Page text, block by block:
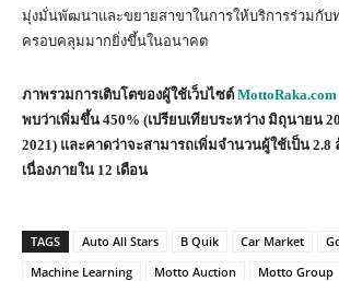
มุ่งมั่นพัฒนาและขยายสาขาในการให้บริการร่วมกับท
ครอบคลุมมากยิ่งขึ้นในอนาคต
ภาพรวมการเติบโตของผู้ใช้เว็บไซต์ MottoRaka.com
พบว่าเพิ่มขึ้น 450% (เปรียบเทียบระหว่าง มิถุนายน
2021) และคาดว่าจะสามารถเพิ่มจำนวนผู้ใช้เป็น
เนื่องภายใน 12 เดือน
TAGS Auto All Stars B Quik Car Market
Machine Learning
Motto Auction Motto Group